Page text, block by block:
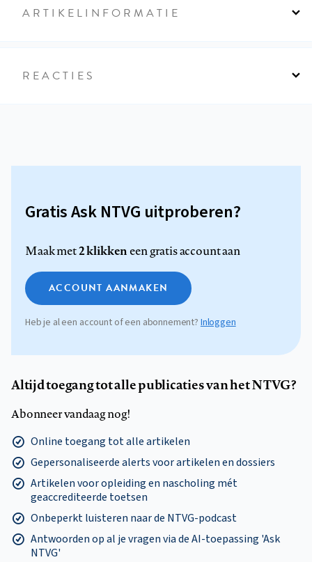
ARTIKELINFORMATIE
REACTIES
Gratis Ask NTVG uitproberen?
Maak met2 klikkeneen gratis account aan
ACCOUNT AANMAKEN
Heb je al een account of een abonnement?Inloggen
Altijd toegang tot alle publicaties van het NTVG?
Abonneer vandaag nog!
Online toegang tot alle artikelen
Gepersonaliseerde alerts voor artikelen en dossiers
Artikelen voor opleiding en nascholing mét
geaccrediteerde toetsen
Onbeperkt luisteren naar de NTVG-podcast
Antwoorden op al je vragen via de AI-toepassing 'Ask
NTVG'